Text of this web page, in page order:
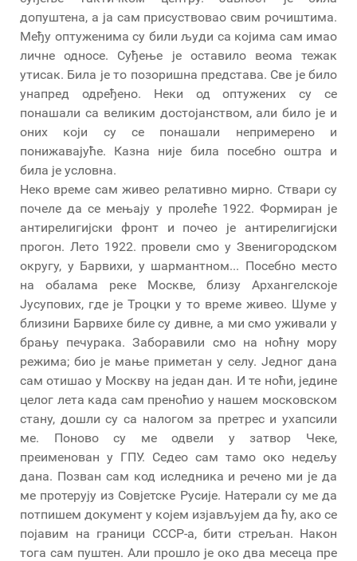
допуштена, а ја сам присуствовао свим рочиштима.
Међу оптуженима су били људи са којима сам имао
личне односе. Суђење је оставило веома тежак
утисак. Била је то позоришна представа. Све је било
унапред одређено. Неки од оптужених су се
понашали са великим достојанством, али било је и
оних који су се понашали непримерено и
понижавајуће. Казна није била посебно оштра и
била је условна.
Неко време сам живео релативно мирно. Ствари су
почеле да се мењају у пролеће 1922. Формиран је
антирелигијски фронт и почео је антирелигијски
прогон. Лето 1922. провели смо у Звенигородском
округу, у Барвихи, у шармантном... Посебно место
на обалама реке Москве, близу Архангелскоје
Јусупових, где је Троцки у то време живео. Шуме у
близини Барвихе биле су дивне, а ми смо уживали у
брању печурака. Заборавили смо на ноћну мору
режима; био је мање приметан у селу. Једног дана
сам отишао у Москву на један дан. И те ноћи, једине
целог лета када сам преноћио у нашем московском
стану, дошли су са налогом за претрес и ухапсили
ме. Поново су ме одвели у затвор Чеке,
преименован у ГПУ. Седео сам тамо око недељу
дана. Позван сам код иследника и речено ми је да
ме протерују из Совјетске Русије. Натерали су ме да
потпишем документ у којем изјављујем да ћу, ако се
појавим на граници СССР-а, бити стрељан. Након
тога сам пуштен. Али прошло је око два месеца пре